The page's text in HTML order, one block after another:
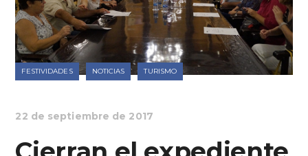
FESTIVIDADES NOTICIAS TURISMO
22 de septiembre de 2017